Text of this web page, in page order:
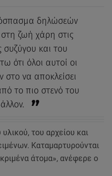
δηλώσεών
στη ζωή χάρη στις
και του
ότι όλοι αυτοί οι
στο να αποκλείσει
το πιο στενό του
του αρχείου και
Καταμαρτυρούνται
άτομα», ανέφερε ο